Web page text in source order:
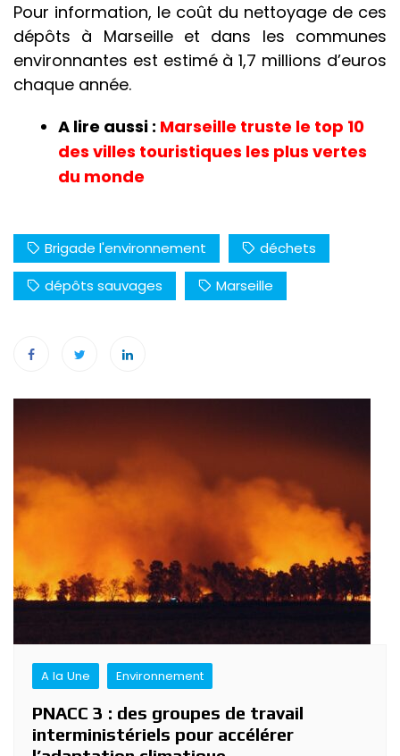
Pour information, le coût du nettoyage de ces
dépôts à Marseille et dans les communes
environnantes est estimé à 1,7 millions d’euros
chaque année.
A lire aussi : Marseille truste le top 10
des villes touristiques les plus vertes
du monde
Brigade l'environnement
déchets
dépôts sauvages
Marseille
Navigation
de
l’article
A la Une Environnement
PNACC 3 : des groupes de travail
interministériels pour accélérer